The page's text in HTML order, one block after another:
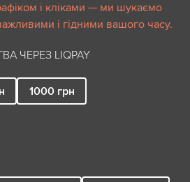
і кліками — ми шукаємо
і гідними вашого часу.
ЧЕРЕЗ LIQPAY
1000 грн